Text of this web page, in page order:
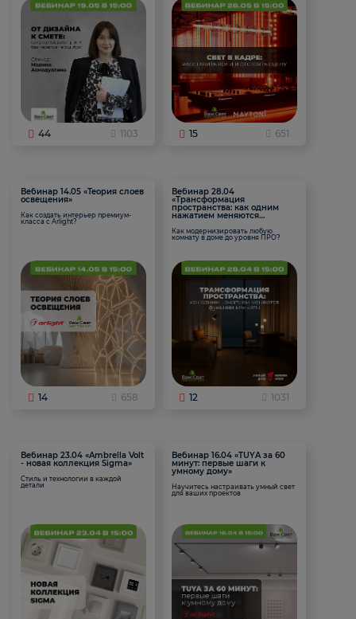
44 1103 15 651
Вебинар 14.05 «Теория слоев
освещения»
Как создать интерьер премиум-
класса с Arlight?
14 658
Вебинар 28.04
«Трансформация
пространства: как одним
нажатием меняются
Как модернизировать любую
комнату в доме до уровня ПРО?
12 1031
Вебинар 23.04 «Ambrella Volt
- новая коллекция Sigma»
Стиль и технологии в каждой
детали
Вебинар 16.04 «TUYA за 60
минут: первые шаги к
умному дому»
Научитесь настраивать умный свет
для ваших проектов